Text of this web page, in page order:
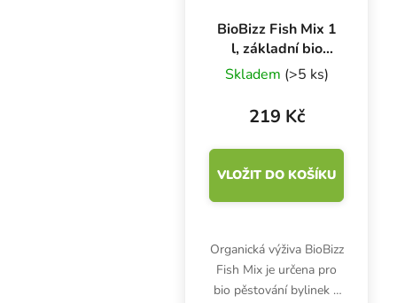
BioBizz Fish Mix 1
l, základní bio
hnojivo na růst
Skladem (>5 ks)
219 Kč
VLOŽIT DO KOŠÍKU
Organická výživa BioBizz
Fish Mix je určena pro
bio pěstování bylinek v